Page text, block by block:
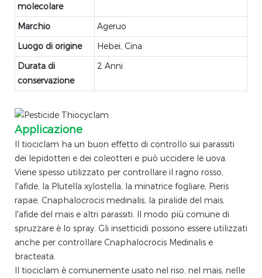
molecolare
Marchio
Ageruo
Luogo di origine
Hebei, Cina
Durata di
conservazione
2 Anni
Applicazione
Il tiociclam ha un buon effetto di controllo sui parassiti
dei lepidotteri e dei coleotteri e può uccidere le uova.
Viene spesso utilizzato per controllare il ragno rosso,
l'afide, la Plutella xylostella, la minatrice fogliare, Pieris
rapae, Cnaphalocrocis medinalis, la piralide del mais,
l'afide del mais e altri parassiti. Il modo più comune di
spruzzare è lo spray. Gli insetticidi possono essere utilizzati
anche per controllare Cnaphalocrocis Medinalis e
bracteata.
Il tiociclam è comunemente usato nel riso, nel mais, nelle